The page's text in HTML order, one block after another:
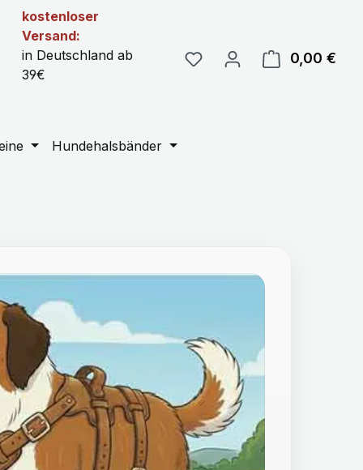
kostenloser
Versand:
in Deutschland ab
39€
0,00 €
Hundehalsbänder